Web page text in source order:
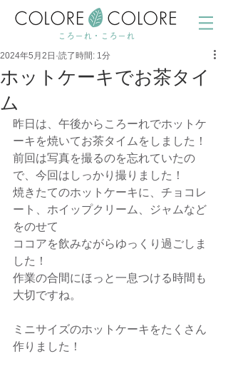
ころーれ・ころーれ
ホットケーキでお茶タイ
ム
2024年5月2日 読了時間: 1分
昨日は、午後からころーれでホットケ
ーキを焼いてお茶タイムをしました！
前回は写真を撮るのを忘れていたの
で、今回はしっかり撮りました！
焼きたてのホットケーキに、チョコレ
ート、ホイップクリーム、ジャムなど
をのせて
ココアを飲みながらゆっくり過ごしま
した！
作業の合間にほっと一息つける時間も
大切ですね。
ミニサイズのホットケーキをたくさん
作りました！